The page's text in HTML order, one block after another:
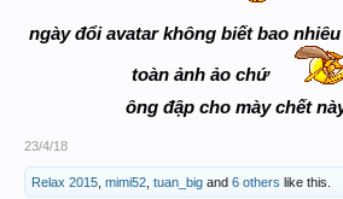
ngày đổi avatar không biết bao nhiêu
toàn ảnh ảo chứ
ông đập cho mày chết
23/4/18
Relax 2015 mimi52 tuan_big and 6 others like this.